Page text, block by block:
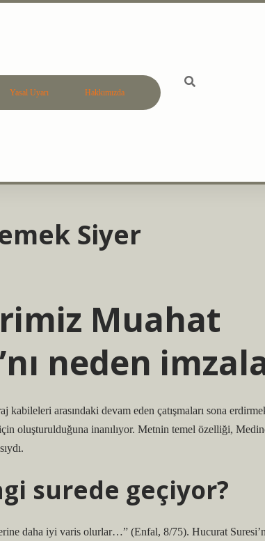
Yasal Uyarı Hakkımızda
Siyer
Muahat
neden
kabileleri arasındaki devam eden çatışmaları sona
oluşturulduğuna inanılıyor. Metnin temel özelliği,
surede geçiyor?
daha iyi varis olurlar…” (Enfal, 8/75). Hucurat